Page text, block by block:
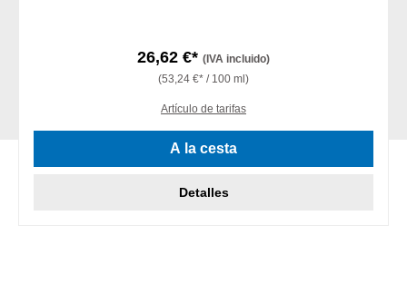
26,62 €* (IVA incluido)
(53,24 €* / 100 ml)
Artículo de tarifas
A la cesta
Detalles